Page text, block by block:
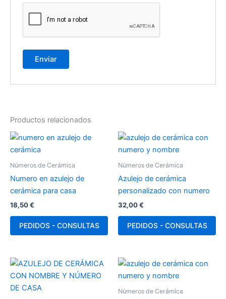
Productos relacionados
Números de Cerámica
Numero en azulejo de
cerámica para casa
18,50€
PEDIDOS - CONSULTAS
Números de Cerámica
Azulejo de cerámica
personalizado con numero
32,00€
PEDIDOS - CONSULTAS
Números de Cerámica